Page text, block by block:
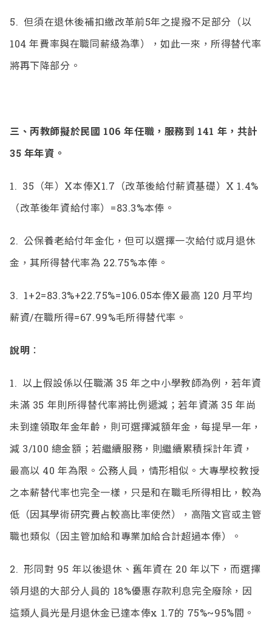
5. 但須在退休後補扣繳改革前5年之提撥不足部分（以
104 年費率與在職同薪級為準），如此一來，所得替代率
將再下降部分。
三、 丙教師擬於民國 106 年任職，服務到 141 年，共計
35 年年資。
1. 35（年）X本俸X1.7（改革後給付薪資基礎）X 1.4%
（改革後年資給付率）=83.3%本俸。
2. 公保養老給付年金化，但可以選擇一次給付或月退休
金，其所得替代率為 22.75%本俸。
3. 1+2=83.3%+22.75%=106.05本俸X最高 120 月平均
薪資/在職所得=67.99%毛所得替代率。
說明 ：
1. 以上假設係以任職滿 35 年之中小學教師為例，若年資
未滿 35 年則所得替代率將比例遞減；若年資滿 35 年尚
未到達領取年金年齡，則可選擇減額年金，每提早一年，
減 3/100 總金額；若繼續服務，則繼續累積採計年資，
最高以 40 年為限。公務人員，情形相似。大專學校教授
之本薪替代率也完全一樣，只是和在職毛所得相比，較為
低（因其學術研究費占較高比率使然），高階文官或主管
職也類似（因主管加給和專業加給合計超過本俸）。
2. 形同對 95 年以後退休、舊年資在 20 年以下，而選擇
領月退的大部分人員的 18%優惠存款利息完全廢除，因
這類人員光是月退休金已達本俸x 1.7的 75%~95%間。